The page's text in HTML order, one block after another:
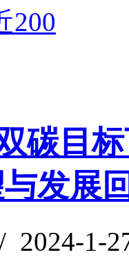
200
碳目
发展
2024-1-